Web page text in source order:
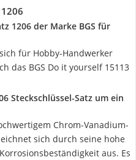
1206 der Marke BGS für
für Hobby-Handwerker
das BGS Do it yourself 15113
Steckschlüssel-Satz um ein
Chrom-Vanadium-
sich durch seine hohe
aus. Es